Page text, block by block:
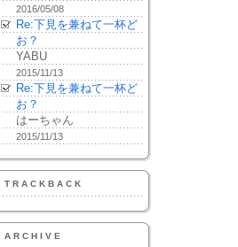
2016/05/08
Re:下見を兼ねて一杯ど
お？
YABU
2015/11/13
Re:下見を兼ねて一杯ど
お？
はーちゃん
2015/11/13
TRACKBACK
ARCHIVE